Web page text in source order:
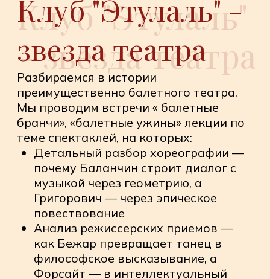
Анализ режиссерских приемов —
как Бежар превращает танец в
философское высказывание, а
конструктор
Обсуждение сценографии и
костюмов — от исторических
реконструкций Петипа к
экспериментам современных
художников
Особенности работы труппы —
сравнение исполнительских школ и
индивидуальностей танцовщиков
Театр изнутри
Вместо сухой теории — живые
дискуссии и разборы. Мы проводим
встречи, лекции и семинары,
на которых: